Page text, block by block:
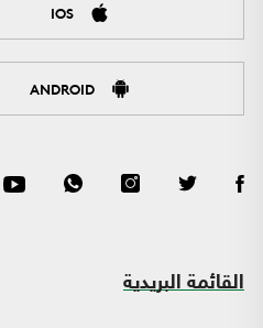
IOS
ANDROID
القائمة البريدية